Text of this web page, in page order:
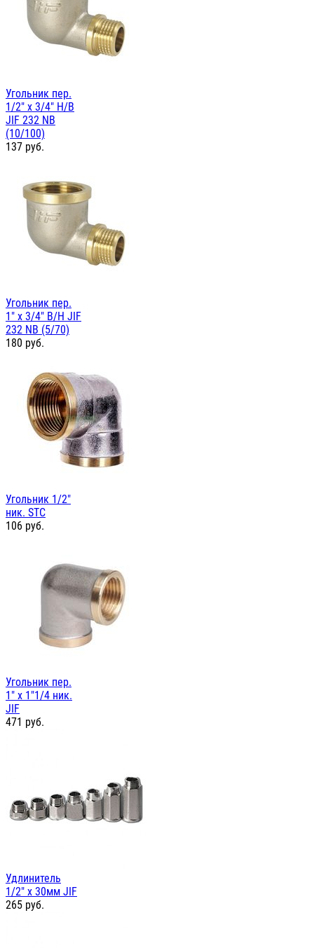
Угольник пер.
1/2" х 3/4" Н/В
JIF 232 NB
(10/100)
137 руб.
Угольник пер.
1" х 3/4" В/Н JIF
232 NB (5/70)
180 руб.
Угольник 1/2"
ник. STC
106 руб.
Угольник пер.
1" х 1"1/4 ник.
JIF
471 руб.
Удлинитель
1/2" х 30мм JIF
265 руб.